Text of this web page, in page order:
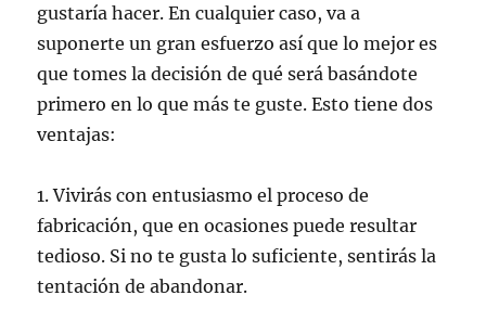
gustaría hacer. En cualquier caso, va a
suponerte un gran esfuerzo así que lo mejor es
que tomes la decisión de qué será basándote
primero en lo que más te guste. Esto tiene dos
ventajas:
1. Vivirás con entusiasmo el proceso de
fabricación, que en ocasiones puede resultar
tedioso. Si no te gusta lo suficiente, sentirás la
tentación de abandonar.